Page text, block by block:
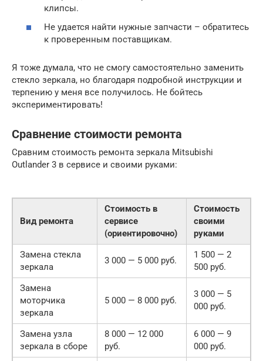
клипсы.
Не удается найти нужные запчасти – обратитесь
к проверенным поставщикам.
Я тоже думала, что не смогу самостоятельно заменить
стекло зеркала, но благодаря подробной инструкции и
терпению у меня все получилось. Не бойтесь
экспериментировать!
Сравнение стоимости ремонта
Сравним стоимость ремонта зеркала Mitsubishi
Outlander 3 в сервисе и своими руками:
Вид ремонта
Стоимость в
сервисе
(ориентировочно)
Стоимость
своими
руками
Замена стекла
зеркала
3 000 — 5 000 руб.
1 500 — 2
500 руб.
Замена
моторчика
зеркала
5 000 — 8 000 руб.
3 000 — 5
000 руб.
Замена узла
зеркала в сборе
8 000 — 12 000
руб.
6 000 — 9
000 руб.